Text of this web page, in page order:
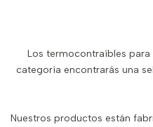
Los termocontraíbles para
categoría encontrarás una
Nuestros productos están